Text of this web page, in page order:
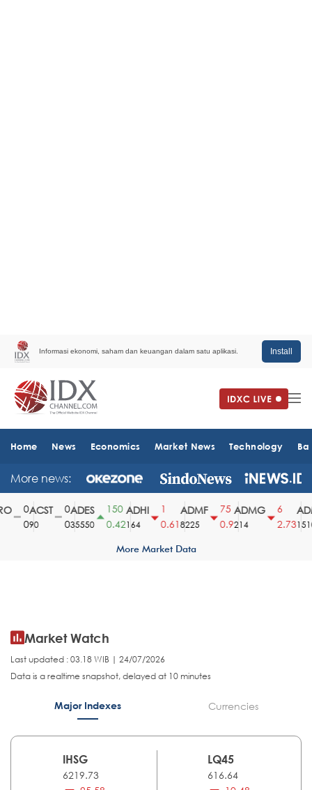
Informasi ekonomi, saham dan keuangan dalam satu aplikasi. Install
Home News Economics Market News Technology
More news:
ACST
90
ADES
35550
150
0.42
ADHI
164
0.61
ADMF
8225
75
0.9
ADMG
214
2.731510
More Market Data
Market Watch
Last updated : 03.18 WIB | 24/07/2026
Data is a realtime snapshot, delayed at 10 minutes
Major Indexes Currencies
IHSG
6219.73
LQ45
616.64